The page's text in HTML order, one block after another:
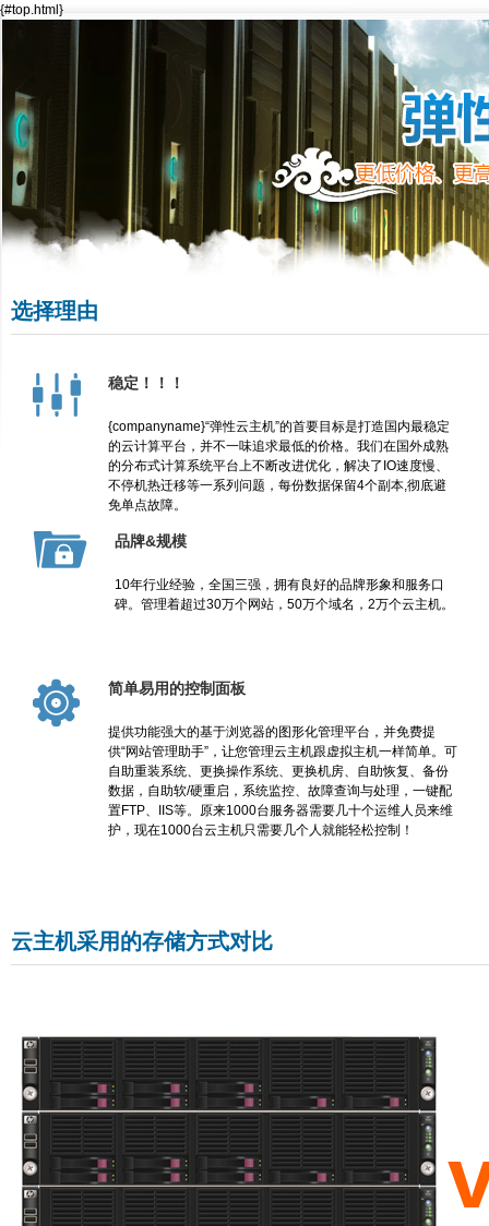
{#top.html}
选择理由
稳定！！！
{companyname}“弹性云主机”的首要目标是打造国内最稳定
的云计算平台，并不一味追求最低的价格。我们在国外成熟
的分布式计算系统平台上不断改进优化，解决了IO速度慢、
不停机热迁移等一系列问题，每份数据保留4个副本,彻底避
免单点故障。
品牌&规模
10年行业经验，全国三强，拥有良好的品牌形象和服务口
碑。管理着超过30万个网站，50万个域名，2万个云主机。
简单易用的控制面板
提供功能强大的基于浏览器的图形化管理平台，并免费提
供“网站管理助手”，让您管理云主机跟虚拟主机一样简单。可
自助重装系统、更换操作系统、更换机房、自助恢复、备份
数据，自助软/硬重启，系统监控、故障查询与处理，一键配
置FTP、IIS等。原来1000台服务器需要几十个运维人员来维
护，现在1000台云主机只需要几个人就能轻松控制！
云主机采用的存储方式对比